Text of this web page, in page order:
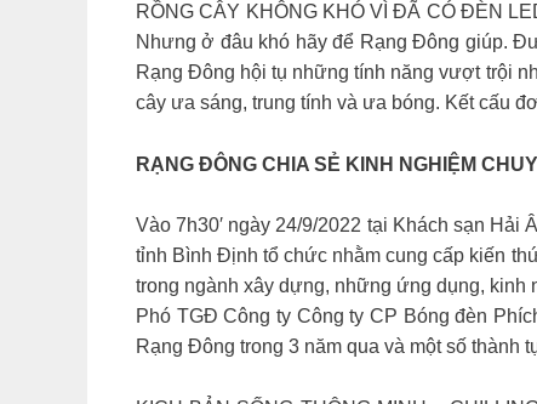
RỒNG CÂY KHÔNG KHÓ VÌ ĐÃ CÓ ĐÈN
Nhưng ở đâu khó hãy để Rạng Đông giúp.
Rạng Đông hội tụ những tính năng vượt trội
cây ưa sáng, trung tính và ưa bóng. Kết cấu
RẠNG ĐÔNG CHIA SẺ KINH NGHIỆM
Vào 7h30′ ngày 24/9/2022 tại Khách sạn
tỉnh Bình Định tổ chức nhằm cung cấp kiến
trong ngành xây dựng, những ứng dụng, kinh
Phó TGĐ Công ty Công ty CP Bóng đèn
Rạng Đông trong 3 năm qua và một số thành